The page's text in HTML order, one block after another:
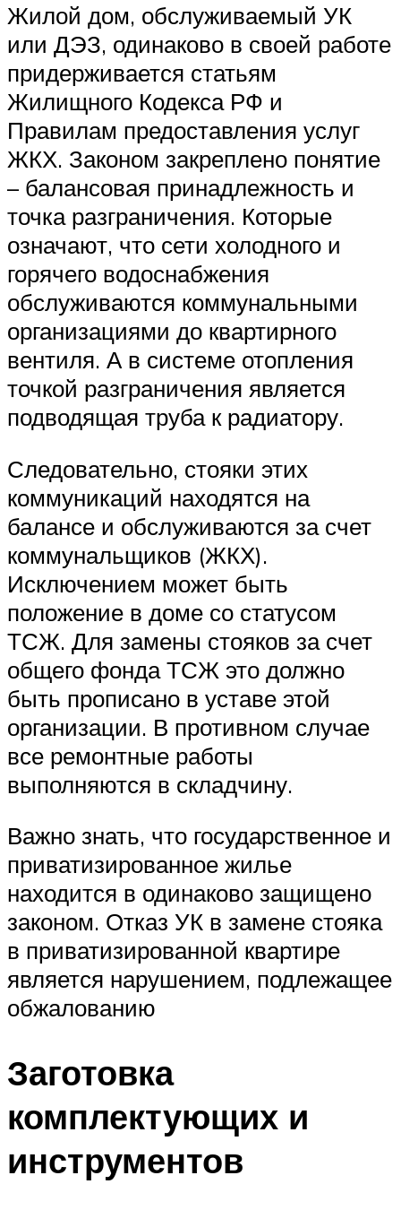
Жилой дом, обслуживаемый УК
или ДЭЗ, одинаково в своей работе
придерживается статьям
Жилищного Кодекса РФ и
Правилам предоставления услуг
ЖКХ. Законом закреплено понятие
– балансовая принадлежность и
точка разграничения. Которые
означают, что сети холодного и
горячего водоснабжения
обслуживаются коммунальными
организациями до квартирного
вентиля. А в системе отопления
точкой разграничения является
подводящая труба к радиатору.
Следовательно, стояки этих
коммуникаций находятся на
балансе и обслуживаются за счет
коммунальщиков (ЖКХ).
Исключением может быть
положение в доме со статусом
ТСЖ. Для замены стояков за счет
общего фонда ТСЖ это должно
быть прописано в уставе этой
организации. В противном случае
все ремонтные работы
выполняются в складчину.
Важно знать, что государственное и
приватизированное жилье
находится в одинаково защищено
законом. Отказ УК в замене стояка
в приватизированной квартире
является нарушением, подлежащее
обжалованию
Заготовка
комплектующих и
инструментов